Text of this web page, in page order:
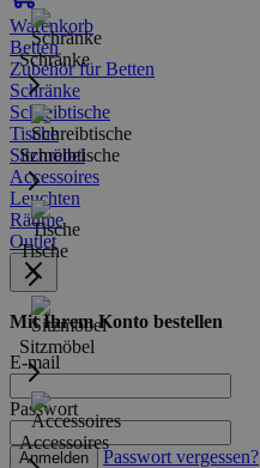
Warenkorb
Schränke
Schreibtische
Tische
Sitzmöbel
Accessoires
Betten
Zubehör für Betten
Schränke
Schreibtische
Tische
Sitzmöbel
Accessoires
Leuchten
Räume
Outlet
Mit Ihrem Konto bestellen
E-mail
Passwort
Anmelden Passwort vergessen?